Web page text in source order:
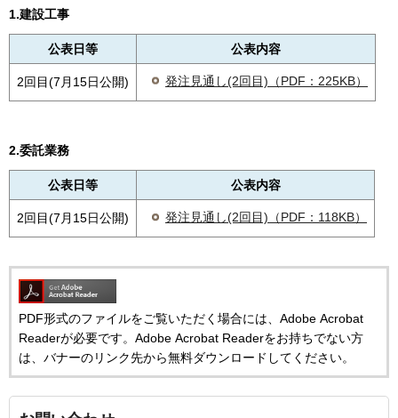
1.建設工事
公表日等 公表内容
2回目(7月15日公開) 発注見通し(2回目)（PDF：225KB）
2.委託業務
公表日等 公表内容
2回目(7月15日公開) 発注見通し(2回目)（PDF：118KB）
PDF形式のファイルをご覧いただく場合には、Adobe Acrobat
Readerが必要です。Adobe Acrobat Readerをお持ちでない方
は、バナーのリンク先から無料ダウンロードしてください。